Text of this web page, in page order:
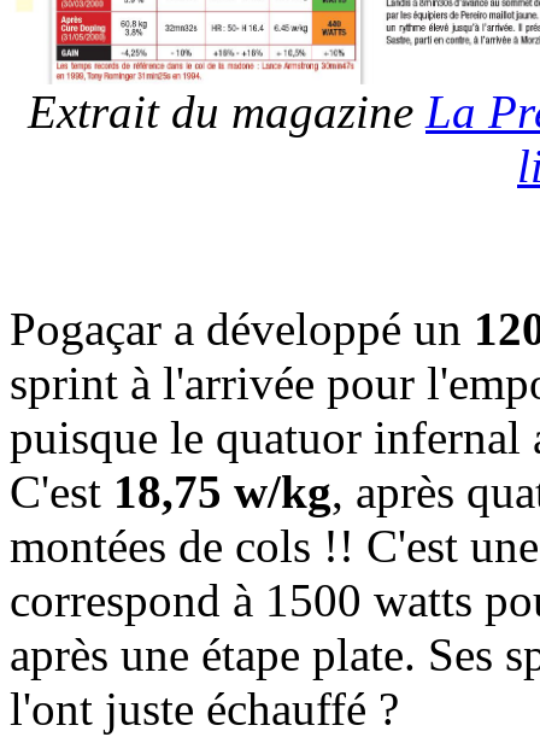
Extrait du magazine La
Pogaçar a développé un
sprint à l'arrivée pour
puisque le quatuor
C'est 18,75 w/kg, après
montées de cols !! C'est
correspond à 1500 watts
après une étape plate. Ses
l'ont juste échauffé ?